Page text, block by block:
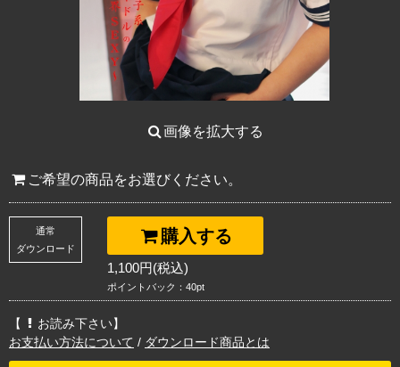
画像を拡大する
ご希望の商品をお選びください。
購入する
通常
ダウンロード
1,100円(税込)
ポイントバック：40pt
【
お読み下さい】
お支払い方法について / ダウンロード商品とは